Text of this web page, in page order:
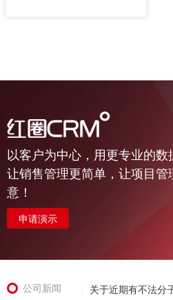
以客户为中心，用更专业的数
让销售管理更简单，让项目
意！
申请演示
公司新闻